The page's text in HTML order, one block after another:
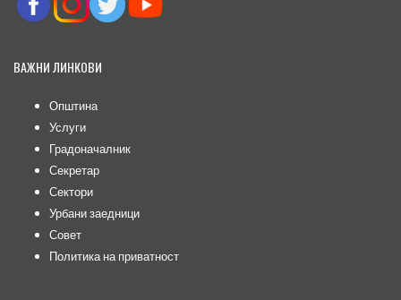
ВАЖНИ ЛИНКОВИ
Општина
Услуги
Градоначалник
Секретар
Сектори
Урбани заедници
Совет
Политика на приватност